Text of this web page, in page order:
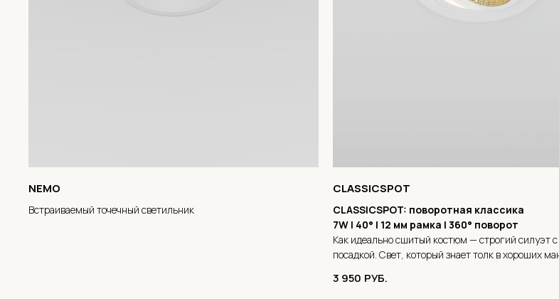
NEMO
Встраиваемый точечный светильник
CLASSICSPOT
CLASSICSPOT: поворотная классика
7W | 40° | 12 мм рамка | 360° поворот
Как идеально сшитый костюм — строгий силуэт с
посадкой. Свет, который знает толк в хороших
3 950 РУБ.